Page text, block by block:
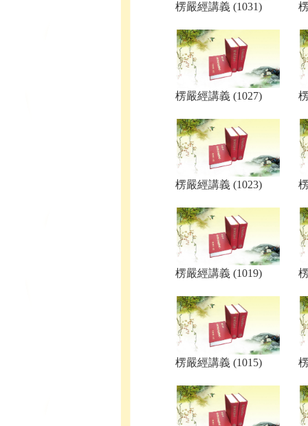
楞嚴經講義 (1031)
楞嚴經講義 (1027)
楞嚴經講義 (1023)
楞嚴經講義 (1019)
楞嚴經講義 (1015)